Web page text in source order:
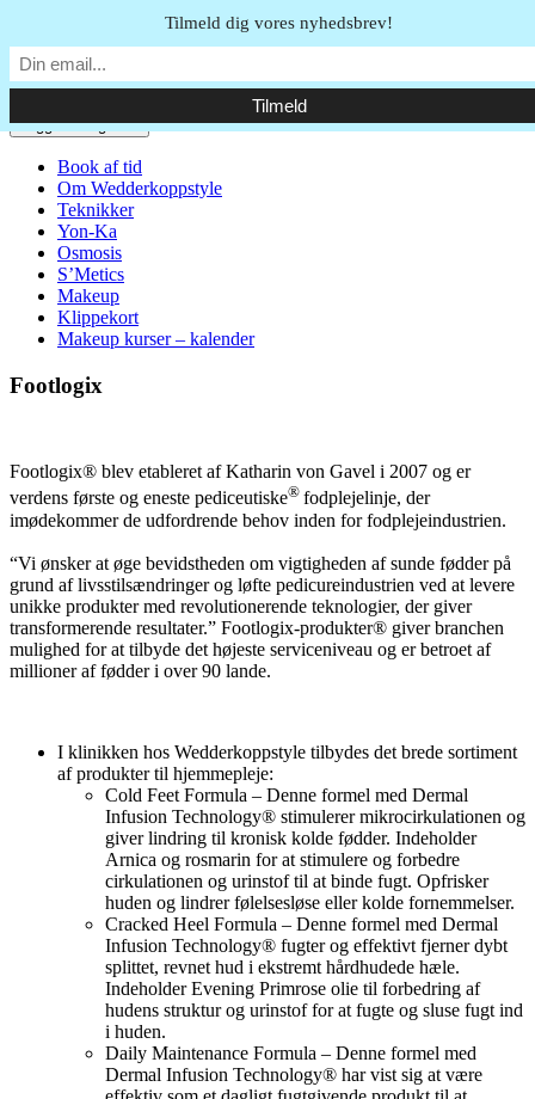
Ansigtsbehandling, makeupartist og stylecoaching
Toggle navigation
Book af tid
Om Wedderkoppstyle
Teknikker
Yon-Ka
Osmosis
S’Metics
Makeup
Klippekort
Makeup kurser – kalender
Footlogix
Footlogix® blev etableret af Katharin von Gavel i 2007 og er
verdens første og eneste pediceutiske® fodplejelinje, der
imødekommer de udfordrende behov inden for fodplejeindustrien.
“Vi ønsker at øge bevidstheden om vigtigheden af sunde fødder på
grund af livsstilsændringer og løfte pedicureindustrien ved at levere
unikke produkter med revolutionerende teknologier, der giver
transformerende resultater.” Footlogix-produkter® giver branchen
mulighed for at tilbyde det højeste serviceniveau og er betroet af
millioner af fødder i over 90 lande.
I klinikken hos Wedderkoppstyle tilbydes det brede sortiment
af produkter til hjemmepleje:
Cold Feet Formula – Denne formel med Dermal
Infusion Technology® stimulerer mikrocirkulationen og
giver lindring til kronisk kolde fødder. Indeholder
Arnica og rosmarin for at stimulere og forbedre
cirkulationen og urinstof til at binde fugt. Opfrisker
huden og lindrer følelsesløse eller kolde fornemmelser.
Cracked Heel Formula – Denne formel med Dermal
Infusion Technology® fugter og effektivt fjerner dybt
splittet, revnet hud i ekstremt hårdhudede hæle.
Indeholder Evening Primrose olie til forbedring af
hudens struktur og urinstof for at fugte og sluse fugt ind
i huden.
Daily Maintenance Formula – Denne formel med
Dermal Infusion Technology® har vist sig at være
Tilmeld dig vores nyhedsbrev!